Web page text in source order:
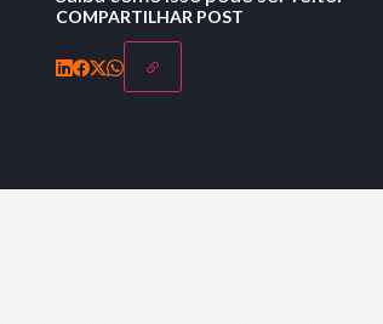
COMPARTILHAR POST